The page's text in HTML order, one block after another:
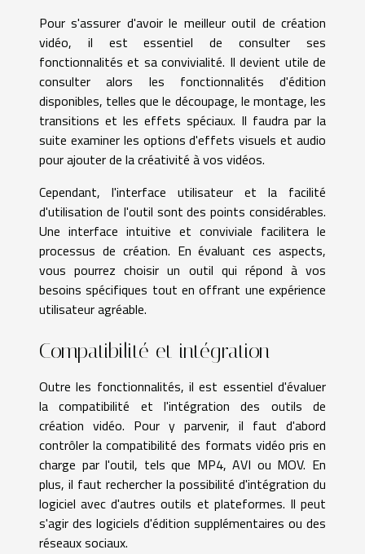
Pour s'assurer d'avoir le meilleur outil de création
vidéo, il est essentiel de consulter ses
fonctionnalités et sa convivialité. Il devient utile de
consulter alors les fonctionnalités d'édition
disponibles, telles que le découpage, le montage, les
transitions et les effets spéciaux. Il faudra par la
suite examiner les options d'effets visuels et audio
pour ajouter de la créativité à vos vidéos.
Cependant, l'interface utilisateur et la facilité
d'utilisation de l'outil sont des points considérables.
Une interface intuitive et conviviale facilitera le
processus de création. En évaluant ces aspects,
vous pourrez choisir un outil qui répond à vos
besoins spécifiques tout en offrant une expérience
utilisateur agréable.
Compatibilité et intégration
Outre les fonctionnalités, il est essentiel d'évaluer
la compatibilité et l'intégration des outils de
création vidéo. Pour y parvenir, il faut d'abord
contrôler la compatibilité des formats vidéo pris en
charge par l'outil, tels que MP4, AVI ou MOV. En
plus, il faut rechercher la possibilité d'intégration du
logiciel avec d'autres outils et plateformes. Il peut
s'agir des logiciels d'édition supplémentaires ou des
réseaux sociaux.